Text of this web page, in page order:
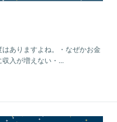
はありますよね。・なぜかお金
入が増えない・...